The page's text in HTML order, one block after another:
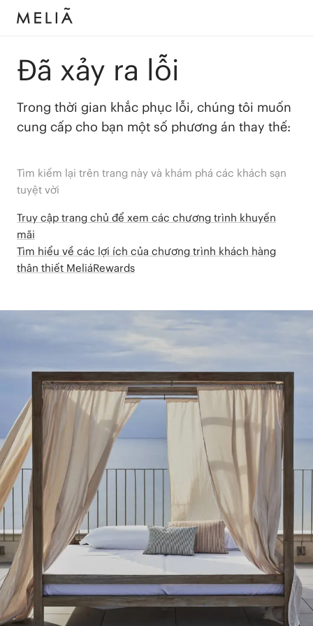
Đã xảy ra lỗi
Trong thời gian khắc phục lỗi, chúng tôi muốn
cung cấp cho bạn một số phương án thay thế:
Tìm kiếm lại trên trang này và khám phá các khách sạn
tuyệt vời
Truy cập trang chủ để xem các chương trình khuyến
mãi
Tìm hiểu về các lợi ích của chương trình khách hàng
thân thiết MeliáRewards